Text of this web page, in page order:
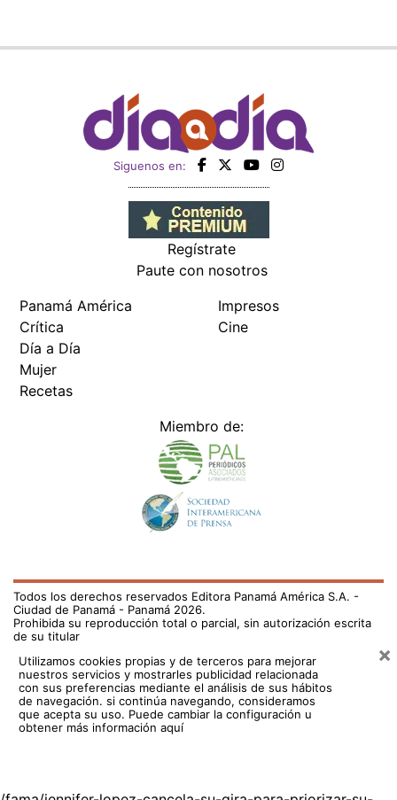
Siguenos en:
Regístrate
Paute con nosotros
Panamá América
Crítica
Día a Día
Mujer
Recetas
Impresos
Cine
Miembro de:
Todos los derechos reservados Editora Panamá América S.A. -
Ciudad de Panamá - Panamá 2026.
Prohibida su reproducción total o parcial, sin autorización escrita
de su titular
Utilizamos cookies propias y de terceros para mejorar
nuestros servicios y mostrarles publicidad relacionada
con sus preferencias mediante el análisis de sus hábitos
de navegación. si continúa navegando, consideramos
que acepta su uso. Puede cambiar la configuración u
obtener más información aquí
×